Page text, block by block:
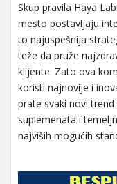
Skup pravila Haya
mesto postavljaju
to najuspešnija
teže da pruže
klijente. Zato ova
koristi najnovije i
prate svaki novi
suplemenata i
najviših mogućih